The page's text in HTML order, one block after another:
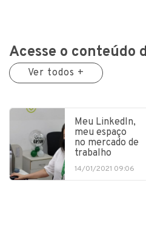
Acesse o conteúdo
Ver todos +
Meu LinkedIn,
meu espaço
no mercado de
trabalho
14/01/2021 09:06